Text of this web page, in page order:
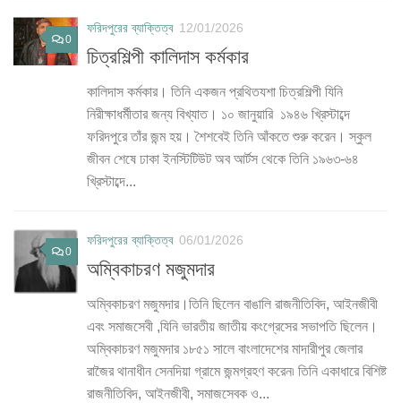
0
ফরিদপুরের ব্যাক্তিত্ব 12/01/2026
চিত্রশিল্পী কালিদাস কর্মকার
কালিদাস কর্মকার। তিনি একজন প্রথিতযশা চিত্রশিল্পী যিনি
নিরীক্ষাধর্মীতার জন্য বিখ্যাত। ১০ জানুয়ারি ১৯৪৬ খ্রিস্টাব্দে
ফরিদপুরে তাঁর জন্ম হয়। শৈশবেই তিনি আঁকতে শুরু করেন। স্কুল
জীবন শেষে ঢাকা ইনস্টিটিউট অব আর্টস থেকে তিনি ১৯৬৩-৬৪
খ্রিস্টাব্দে...
0
ফরিদপুরের ব্যাক্তিত্ব 06/01/2026
অম্বিকাচরণ মজুমদার
অম্বিকাচরণ মজুমদার।তিনি ছিলেন বাঙালি রাজনীতিবিদ, আইনজীবী
এবং সমাজসেবী ,যিনি ভারতীয় জাতীয় কংগ্রেসের সভাপতি ছিলেন।
অম্বিকাচরণ মজুমদার ১৮৫১ সালে বাংলাদেশের মাদারীপুর জেলার
রাজৈর থানাধীন সেনদিয়া গ্রামে জন্মগ্রহণ করেন৷ তিনি একাধারে বিশিষ্ট
রাজনীতিবিদ, আইনজীবী, সমাজসেবক ও...